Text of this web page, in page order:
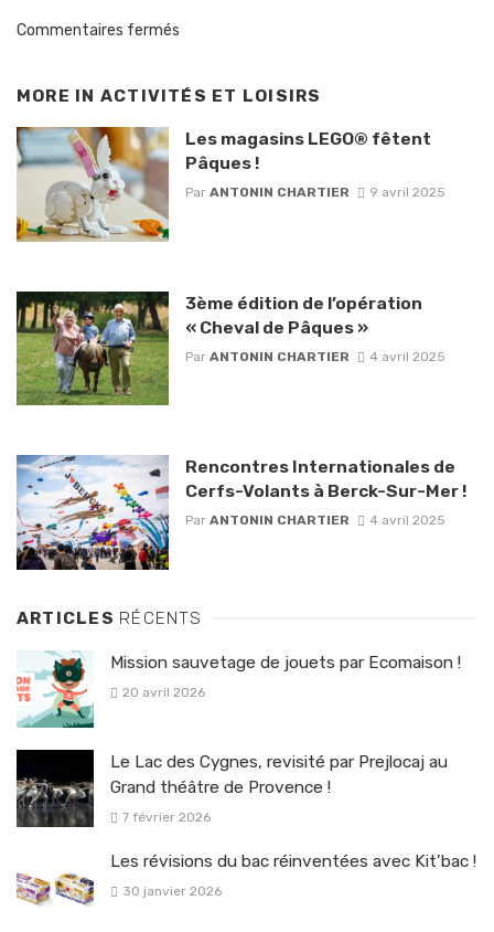
Commentaires fermés
MORE IN ACTIVITÉS ET LOISIRS
Les magasins LEGO® fêtent
Pâques !
Par ANTONIN CHARTIER 9 avril 2025
3ème édition de l’opération
« Cheval de Pâques »
Par ANTONIN CHARTIER 4 avril 2025
Rencontres Internationales de
Cerfs-Volants à Berck-Sur-Mer !
Par ANTONIN CHARTIER 4 avril 2025
ARTICLES RÉCENTS
Mission sauvetage de jouets par Ecomaison !
20 avril 2026
Le Lac des Cygnes, revisité par Prejlocaj au
Grand théâtre de Provence !
7 février 2026
Les révisions du bac réinventées avec Kit’bac !
30 janvier 2026